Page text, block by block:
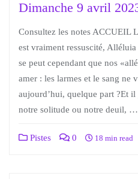
Dimanche 9 avril
Consultez les notes ACCUEIL
est vraiment ressuscité,
se peut cependant que nos
amer : les larmes et le sang ne
aujourd’hui, quelque part ?Et
notre solitude ou notre deuil,
Pistes 0 18 min read